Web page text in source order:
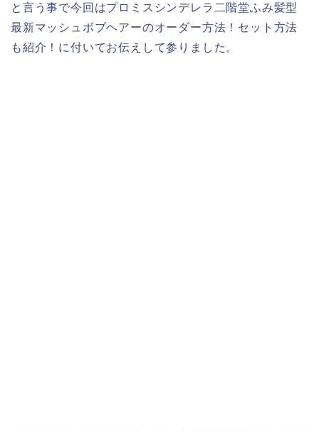
と言う事で今回はプロミスシンデレラ二階堂ふみ髪型
最新マッシュボブヘアーのオーダー方法！セット方法
も紹介！に付いてお伝えして参りました。